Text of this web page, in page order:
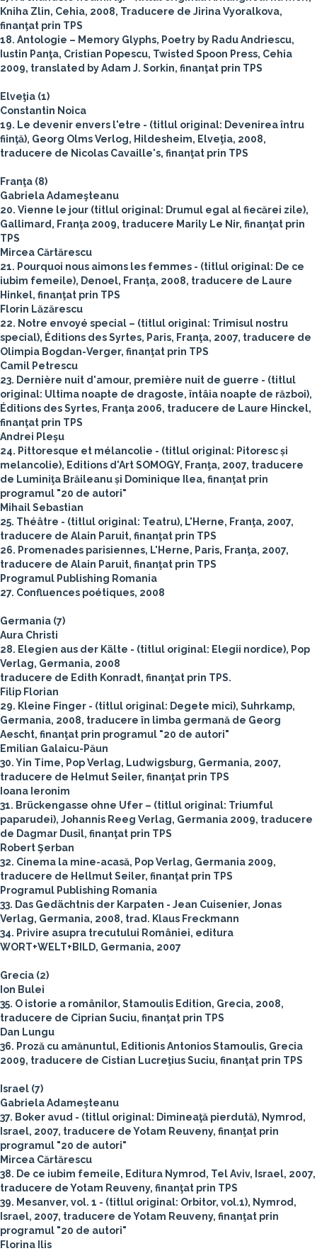
Kniha Zlin, Cehia, 2008, Traducere de Jirina Vyoralkova,
finanţat prin TPS
18. Antologie – Memory Glyphs, Poetry by Radu Andriescu,
Iustin Panţa, Cristian Popescu, Twisted Spoon Press, Cehia
2009, translated by Adam J. Sorkin, finanţat prin TPS
Elveţia (1)
Constantin Noica
19. Le devenir envers l'etre - (titlul original: Devenirea întru
fiinţă), Georg Olms Verlog, Hildesheim, Elveţia, 2008,
traducere de Nicolas Cavaille's, finanţat prin TPS
Franţa (8)
Gabriela Adameşteanu
20. Vienne le jour (titlul original: Drumul egal al fiecărei zile),
Gallimard, Franţa 2009, traducere Marily Le Nir, finanţat prin
TPS
Mircea Cărtărescu
21. Pourquoi nous aimons les femmes - (titlul original: De ce
iubim femeile), Denoel, Franţa, 2008, traducere de Laure
Hinkel, finanţat prin TPS
Florin Lăzărescu
22. Notre envoyé special – (titlul original: Trimisul nostru
special), Éditions des Syrtes, Paris, Franţa, 2007, traducere de
Olimpia Bogdan-Verger, finanţat prin TPS
Camil Petrescu
23. Dernière nuit d'amour, première nuit de guerre - (titlul
original: Ultima noapte de dragoste, întâia noapte de război),
Éditions des Syrtes, Franţa 2006, traducere de Laure Hinckel,
finanţat prin TPS
Andrei Pleşu
24. Pittoresque et mélancolie - (titlul original: Pitoresc și
melancolie), Editions d'Art SOMOGY, Franţa, 2007, traducere
de Luminiţa Brăileanu și Dominique Ilea, finanţat prin
programul "20 de autori"
Mihail Sebastian
25. Théâtre - (titlul original: Teatru), L'Herne, Franţa, 2007,
traducere de Alain Paruit, finanţat prin TPS
26. Promenades parisiennes, L'Herne, Paris, Franţa, 2007,
traducere de Alain Paruit, finanţat prin TPS
Programul Publishing Romania
27. Confluences poétiques, 2008
Germania (7)
Aura Christi
28. Elegien aus der Kälte - (titlul original: Elegii nordice), Pop
Verlag, Germania, 2008
traducere de Edith Konradt, finanţat prin TPS.
Filip Florian
29. Kleine Finger - (titlul original: Degete mici), Suhrkamp,
Germania, 2008, traducere în limba germană de Georg
Aescht, finanţat prin programul "20 de autori"
Emilian Galaicu-Păun
30. Yin Time, Pop Verlag, Ludwigsburg, Germania, 2007,
traducere de Helmut Seiler, finanţat prin TPS
Ioana Ieronim
31. Brückengasse ohne Ufer – (titlul original: Triumful
paparudei), Johannis Reeg Verlag, Germania 2009, traducere
de Dagmar Dusil, finanţat prin TPS
Robert Şerban
32. Cinema la mine-acasă, Pop Verlag, Germania 2009,
traducere de Hellmut Seiler, finanţat prin TPS
Programul Publishing Romania
33. Das Gedächtnis der Karpaten - Jean Cuisenier, Jonas
Verlag, Germania, 2008, trad. Klaus Freckmann
34. Privire asupra trecutului României, editura
WORT+WELT+BILD, Germania, 2007
Grecia (2)
Ion Bulei
35. O istorie a românilor, Stamoulis Edition, Grecia, 2008,
traducere de Ciprian Suciu, finanţat prin TPS
Dan Lungu
36. Proză cu amănuntul, Editionis Antonios Stamoulis, Grecia
2009, traducere de Cistian Lucreţius Suciu, finanţat prin TPS
Israel (7)
Gabriela Adameşteanu
37. Boker avud - (titlul original: Dimineaţă pierdută), Nymrod,
Israel, 2007, traducere de Yotam Reuveny, finanţat prin
programul "20 de autori"
Mircea Cărtărescu
38. De ce iubim femeile, Editura Nymrod, Tel Aviv, Israel, 2007,
traducere de Yotam Reuveny, finanţat prin TPS
39. Mesanver, vol. 1 - (titlul original: Orbitor, vol.1), Nymrod,
Israel, 2007, traducere de Yotam Reuveny, finanţat prin
programul "20 de autori"
Florina Ilis